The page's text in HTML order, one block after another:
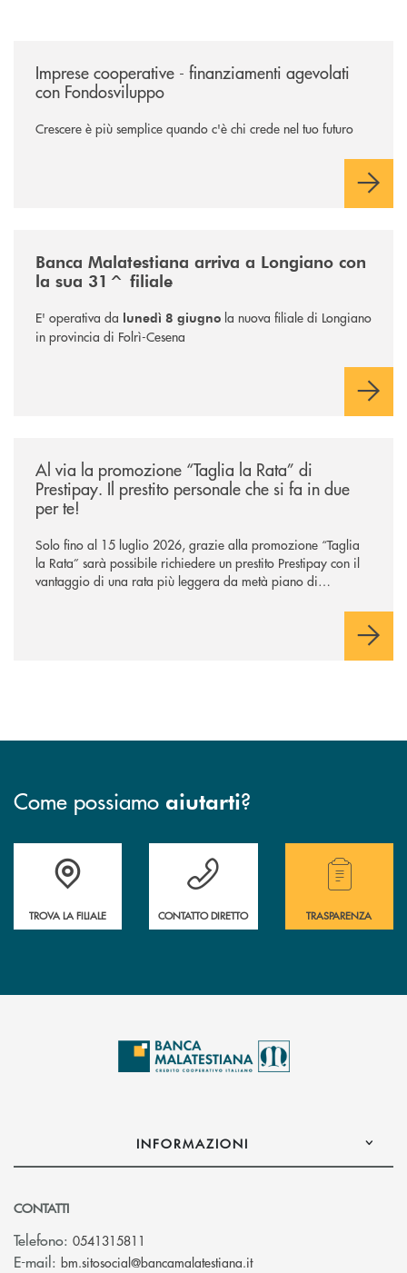
Imprese cooperative - finanziamenti agevolati
con Fondosviluppo
Crescere è più semplice quando c'è chi crede nel tuo futuro
Banca Malatestiana arriva a Longiano con
la sua 31^ filiale
E' operativa da lunedì 8 giugno la nuova filiale di Longiano
in provincia di Folrì-Cesena
Al via la promozione “Taglia la Rata” di
Prestipay. Il prestito personale che si fa in due
per te!
Solo fino al 15 luglio 2026, grazie alla promozione “Taglia
la Rata” sarà possibile richiedere un prestito Prestipay con il
vantaggio di una rata più leggera da metà piano di
Come possiamo aiutarti?
Trova la filiale più vicina a te.
TROVA LA FILIALE
Hai bisogno di assistenza ?&nbsp;
CONTATTO DIRETTO
Hai bisogno di
TRASPARENZA
INFORMAZIONI
CONTATTI
Telefono: 0541315811
E-mail: bm.sitosocial@bancamalatestiana.it(si apre l’app di posta